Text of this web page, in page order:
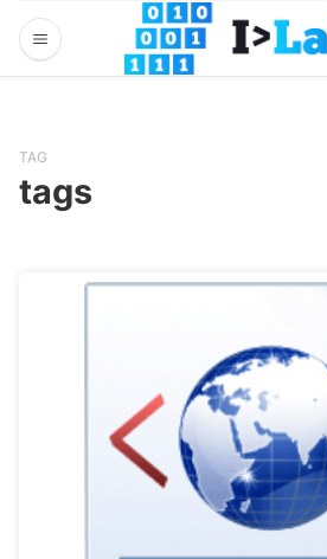
TAG
tags